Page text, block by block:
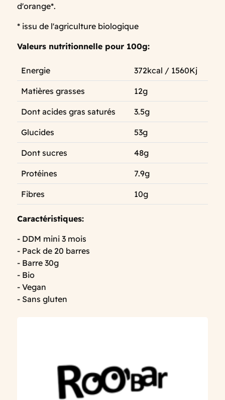
d'orange*.
* issu de l'agriculture biologique
Valeurs nutritionnelle pour 100g:
Energie 372kcal / 1560Kj
Matières grasses 12g
Dont acides gras saturés 3.5g
Glucides 53g
Dont sucres 48g
Protéines 7.9g
Fibres 10g
Caractéristiques:
- DDM mini 3 mois
- Pack de 20 barres
- Barre 30g
- Bio
- Vegan
- Sans gluten